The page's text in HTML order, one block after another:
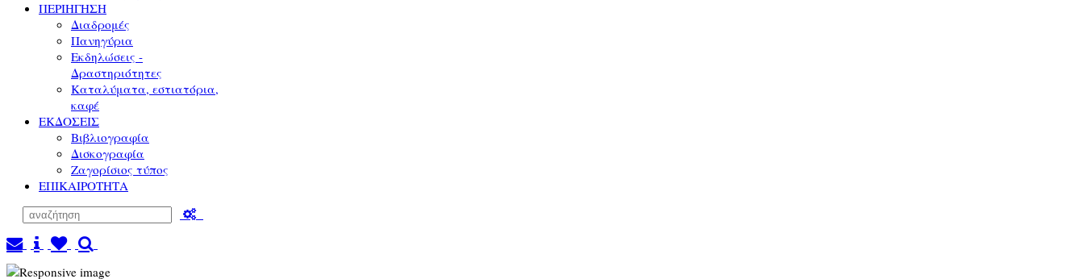
ΠΕΡΙΗΓΗΣΗ
Διαδρομές
Πανηγύρια
Εκδηλώσεις -
Δραστηριότητες
Καταλύματα, εστιατόρια,
καφέ
ΕΚΔΟΣΕΙΣ
Βιβλιογραφία
Δισκογραφία
Ζαγορίσιος τύπος
ΕΠΙΚΑΙΡΟΤΗΤΑ